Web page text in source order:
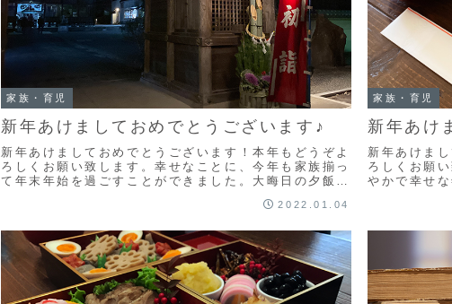
家族・育児
新年あけましておめでとうございます♪
新年あけましておめでとうございます！本年もどうぞよ
ろしくお願い致します。幸せなことに、今年も家族揃っ
て年末年始を過ごすことができました。大晦日の夕飯
2022.01.04
家族・育児
新年あけ
新年あけま
ろしくお願
やかで幸せ